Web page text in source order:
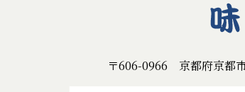
〒606-0966 京都府京都